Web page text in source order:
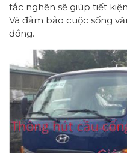
tắc nghẽn sẽ giúp tiết
Và đảm bảo cuộc sống
đồng.